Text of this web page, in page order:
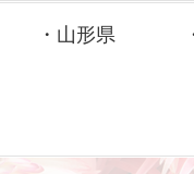
・ 山形県